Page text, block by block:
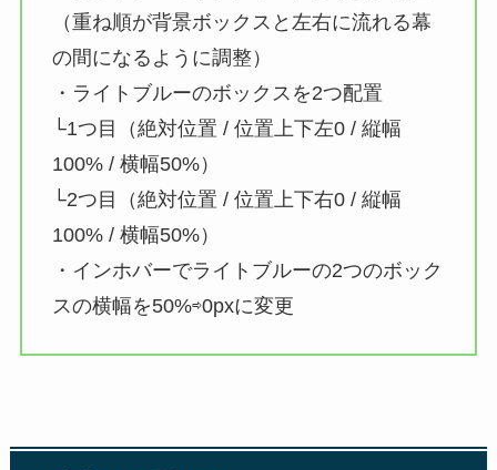
（重ね順が背景ボックスと左右に流れる幕
の間になるように調整）
・ライトブルーのボックスを2つ配置
└1つ目（絶対位置 / 位置上下左0 / 縦幅
100% / 横幅50%）
└2つ目（絶対位置 / 位置上下右0 / 縦幅
100% / 横幅50%）
・インホバーでライトブルーの2つのボック
スの横幅を50%⇨0pxに変更